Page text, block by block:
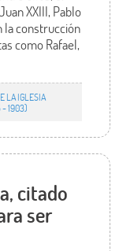
XXIII, Pablo
la construcción
como Rafael,
LA IGLESIA
- 1903)
citado
ser